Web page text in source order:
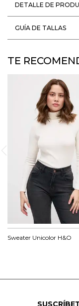
DETALLE DE
GUÍA DE TALLAS
TE
Sweater Unicolor H&O